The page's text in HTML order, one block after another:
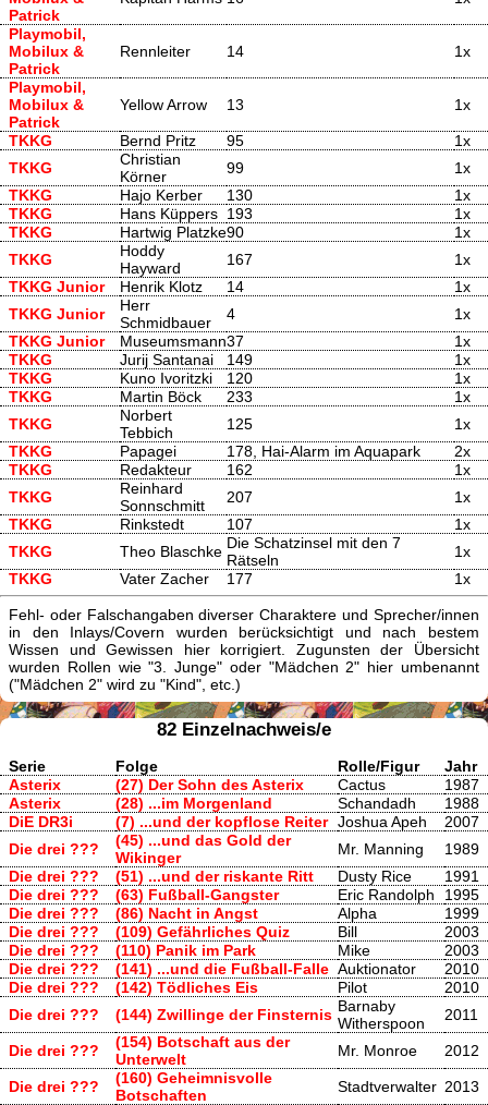
Patrick
Playmobil,
Mobilux &
Patrick
Rennleiter 14 1x
Playmobil,
Mobilux &
Patrick
Yellow Arrow 13 1x
TKKG Bernd Pritz 95
1x
TKKG
Christian
Körner
99
1x
TKKG
Hajo Kerber 130
1x
TKKG
Hans Küppers 193
1x
TKKG
Hartwig Platzke90
1x
TKKG
Hoddy
Hayward
167
1x
TKKG Junior
Henrik Klotz 14
1x
TKKG Junior
Herr
Schmidbauer
4
1x
TKKG Junior
Museumsmann37
1x
TKKG
Jurij Santanai 149
1x
TKKG
Kuno Ivoritzki 120
1x
TKKG
Martin Böck 233
1x
TKKG
Norbert
Tebbich
125
1x
TKKG
Papagei 178, Hai-Alarm im Aquapark
2x
TKKG
Redakteur 162
1x
TKKG
Reinhard
Sonnschmitt
207
1x
TKKG
Rinkstedt 107
1x
TKKG
Theo Blaschke Die Schatzinsel mit den 7
Rätseln
1x
TKKG
Vater Zacher 177 1x
Fehl- oder Falschangaben diverser Charaktere und Sprecher/innen
in den Inlays/Covern wurden berücksichtigt und nach bestem
Wissen und Gewissen hier korrigiert. Zugunsten der Übersicht
wurden Rollen wie "3. Junge" oder "Mädchen 2" hier umbenannt
("Mädchen 2" wird zu "Kind", etc.)
82 Einzelnachweis/e
Serie Folge Rolle/Figur
Jahr
Asterix
(27) Der Sohn des Asterix Cactus
1987
Asterix
(28) ...im Morgenland Schandadh
1988
DiE DR3i
(7) ...und der kopflose Reiter Joshua Apeh
2007
Die drei ???
(45) ...und das Gold der
Wikinger
Mr. Manning
1989
Die drei ???
(51) ...und der riskante Ritt Dusty Rice
1991
Die drei ???
(63) Fußball-Gangster Eric Randolph
1995
Die drei ???
(86) Nacht in Angst Alpha
1999
Die drei ???
(109) Gefährliches Quiz Bill
2003
Die drei ???
(110) Panik im Park Mike
2003
Die drei ???
(141) ...und die Fußball-Falle Auktionator
2010
Die drei ???
(142) Tödliches Eis Pilot
2010
Die drei ???
(144) Zwillinge der Finsternis Barnaby
Witherspoon
2011
Die drei ???
(154) Botschaft aus der
Unterwelt
Mr. Monroe 2012
Die drei ???
(160) Geheimnisvolle
Botschaften
Stadtverwalter 2013